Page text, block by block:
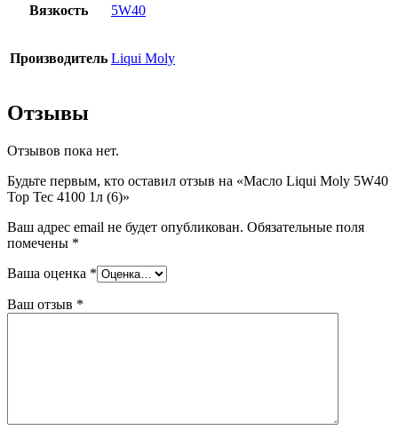
Вязкость 5W40
Производитель Liqui Moly
Отзывы
Отзывов пока нет.
Будьте первым, кто оставил отзыв на «Масло Liqui Moly 5W40
Top Tec 4100 1л (6)»
Ваш адрес email не будет опубликован. Обязательные поля
помечены *
Ваша оценка *
Ваш отзыв *